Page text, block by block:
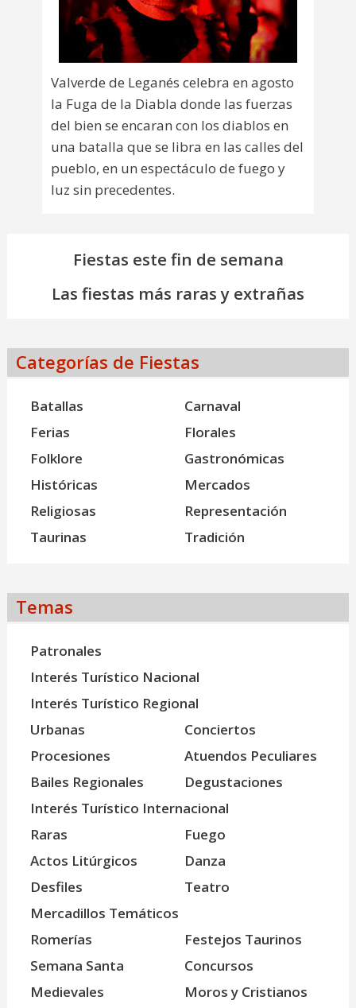
Valverde de Leganés celebra en agosto
la Fuga de la Diabla donde las fuerzas
del bien se encaran con los diablos en
una batalla que se libra en las calles del
pueblo, en un espectáculo de fuego y
luz sin precedentes.
Fiestas este fin de semana
Las fiestas más raras y extrañas
Categorías de Fiestas
Batallas
Carnaval
Ferias
Florales
Folklore
Gastronómicas
Históricas
Mercados
Religiosas
Representación
Taurinas
Tradición
Temas
Patronales
Interés Turístico Nacional
Interés Turístico Regional
Urbanas
Conciertos
Procesiones
Atuendos Peculiares
Bailes Regionales
Degustaciones
Interés Turístico Internacional
Raras
Fuego
Actos Litúrgicos
Danza
Desfiles
Teatro
Mercadillos Temáticos
Romerías
Festejos Taurinos
Semana Santa
Concursos
Medievales
Moros y Cristianos